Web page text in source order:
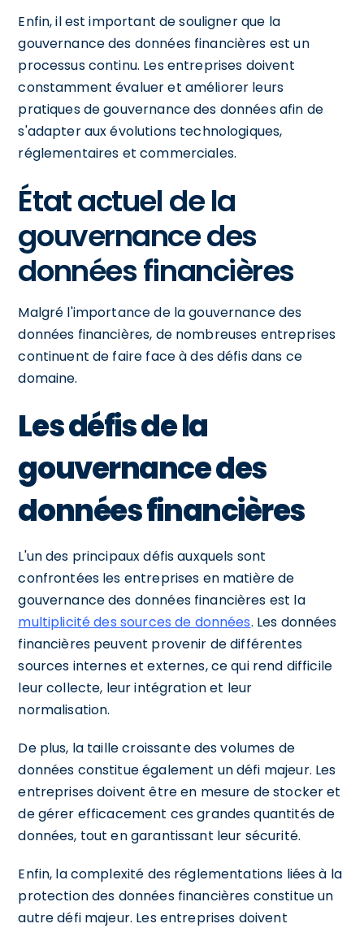
Enfin, il est important de souligner que la
gouvernance des données financières est un
processus continu. Les entreprises doivent
constamment évaluer et améliorer leurs
pratiques de gouvernance des données afin de
s'adapter aux évolutions technologiques,
réglementaires et commerciales.
État actuel de la
gouvernance des
données financières
Malgré l'importance de la gouvernance des
données financières, de nombreuses entreprises
continuent de faire face à des défis dans ce
domaine.
Les défis de la
gouvernance des
données financières
L'un des principaux défis auxquels sont
confrontées les entreprises en matière de
gouvernance des données financières est la
multiplicité des sources de données. Les données
financières peuvent provenir de différentes
sources internes et externes, ce qui rend difficile
leur collecte, leur intégration et leur
normalisation.
De plus, la taille croissante des volumes de
données constitue également un défi majeur. Les
entreprises doivent être en mesure de stocker et
de gérer efficacement ces grandes quantités de
données, tout en garantissant leur sécurité.
Enfin, la complexité des réglementations liées à la
protection des données financières constitue un
autre défi majeur. Les entreprises doivent